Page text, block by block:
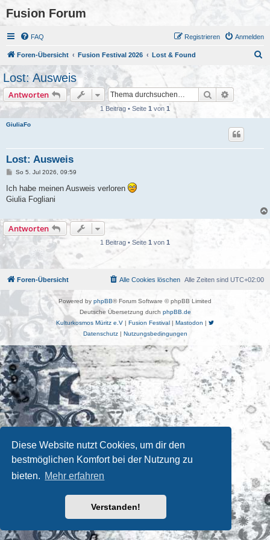
Diese Website nutzt Cookies, um dir den
bestmöglichen Komfort bei der Nutzung zu
bieten. Mehr erfahren
Verstanden!
Fusion Forum
FAQ Anmelden
Registrieren
Foren-Übersicht Fusion Festival 2026 Lost & Found
Lost: Ausweis
Antworten Suche
1 Beitrag • Seite 1 von 1
GiuliaFo
Lost: Ausweis
B
i
t
r
So 5. Jul 2026, 09:59
Ich habe meinen Ausweis verloren
Giulia Fogliani
Antworten
1 Beitrag • Seite 1 von 1
Foren-Übersicht Alle Zeiten sind UTC+02:00
Alle Cookies löschen
Powered by phpBB® Forum Software © phpBB Limited
Deutsche Übersetzung durch phpBB.de
Kulturkosmos Müritz e.V | Fusion Festival | Mastodon |
Datenschutz| Nutzungsbedingungen